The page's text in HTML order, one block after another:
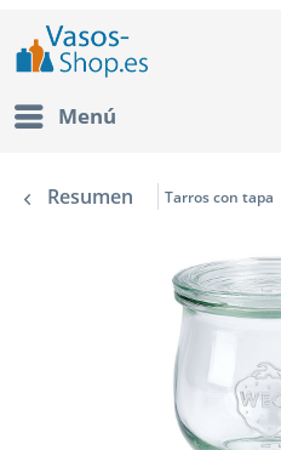
Menú
Resumen Tarros con tapa